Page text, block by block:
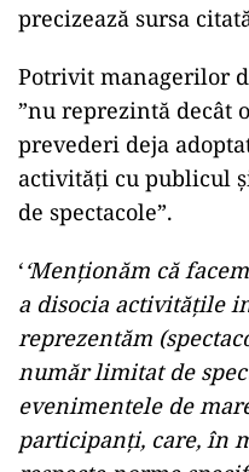
precizează sursa
Potrivit managerilor
”nu reprezintă decât
prevederi deja
activităţi cu publicul
de spectacole”.
‘‘Menţionăm că
a disocia activităţile
reprezentăm
număr limitat de
evenimentele de
participanţi, care, în